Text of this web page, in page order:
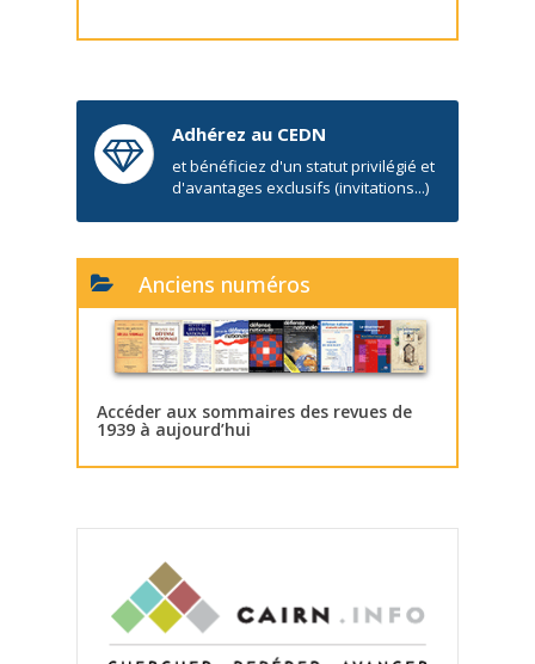
Adhérez au CEDN
et bénéficiez d'un statut privilégié et
d'avantages exclusifs (invitations...)
Anciens numéros
Accéder aux sommaires des revues de
1939 à aujourd’hui